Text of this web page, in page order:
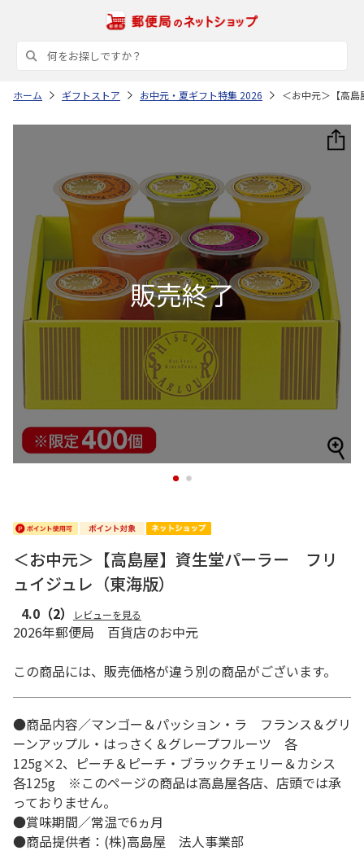
ホーム ギフトストア お中元・夏ギフト特集 2026 ＜お中元＞【高
1 2
＜お中元＞【高島屋】資生堂パーラー フリ
ュイジュレ（東海版）
4.0 （2） レビューを見る
2026年郵便局 百貨店のお中元
この商品には、販売価格が違う別の商品がございます。
●商品内容／マンゴー＆パッション・ラ フランス＆グリ
ーンアップル・はっさく＆グレープフルーツ 各
125g×2、ピーチ＆ピーチ・ブラックチェリー＆カシス
各125g ※このページの商品は高島屋各店、店頭では承
っておりません。
●賞味期間／常温で6ヵ月
●商品提供者：(株)高島屋 法人事業部